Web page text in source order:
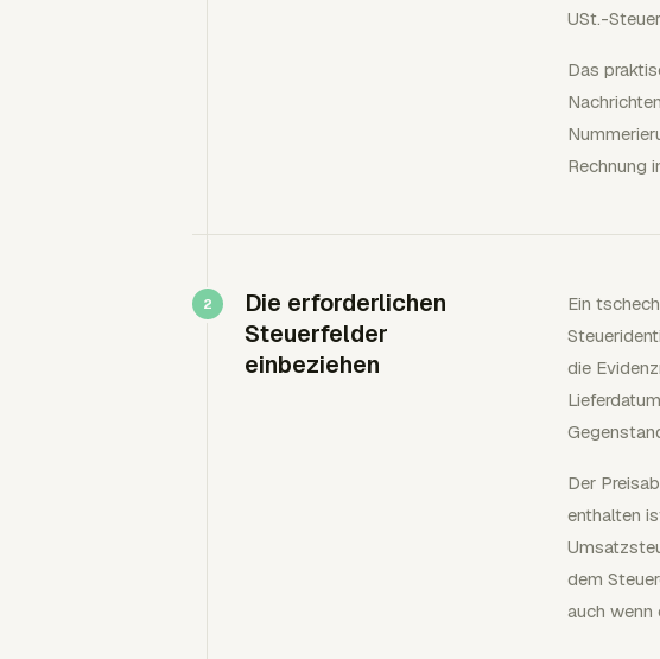
USt.-
Das
Rechnung
Die erforderlichen
Steuerfelder
einbeziehen
Ein
die
Der
enthalten
dem
auch wenn